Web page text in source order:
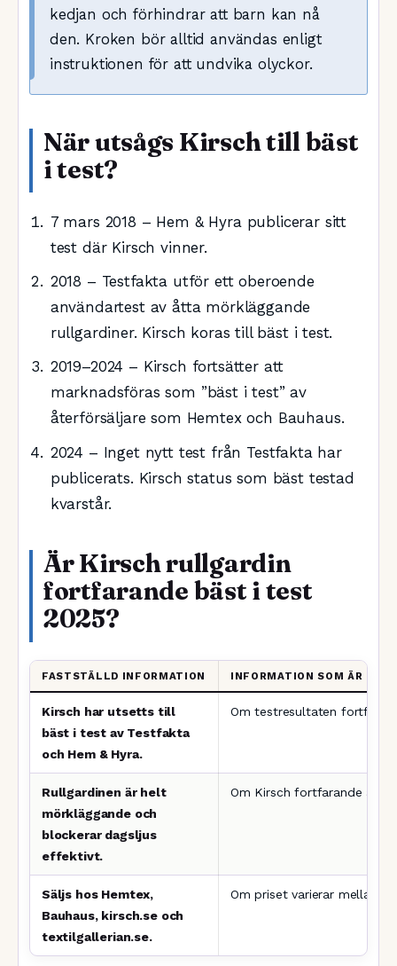
kedjan och förhindrar att barn kan nå
den. Kroken bör alltid användas enligt
instruktionen för att undvika olyckor.
När utsågs Kirsch till bäst
i test?
7 mars 2018 – Hem & Hyra publicerar sitt
test där Kirsch vinner.
2018 – Testfakta utför ett oberoende
användartest av åtta mörkläggande
rullgardiner. Kirsch koras till bäst i test.
2019–2024 – Kirsch fortsätter att
marknadsföras som ”bäst i test” av
återförsäljare som Hemtex och Bauhaus.
2024 – Inget nytt test från Testfakta har
publicerats. Kirsch status som bäst testad
kvarstår.
Är Kirsch rullgardin
fortfarande bäst i test
2025?
FASTSTÄLLD INFORMATION INFORMATION SOM ÄR
Kirsch har utsetts till
bäst i test av Testfakta
och Hem & Hyra.
Om testresultaten
Rullgardinen är helt
mörkläggande och
blockerar dagsljus
effektivt.
Om Kirsch fortfarande är
Säljs hos Hemtex,
Bauhaus, kirsch.se och
textilgallerian.se.
Om priset varierar mellan